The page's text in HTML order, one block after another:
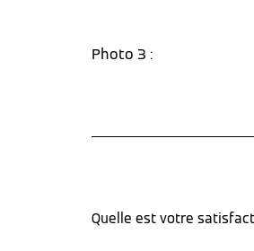
Photo 3 :
Quelle est votre